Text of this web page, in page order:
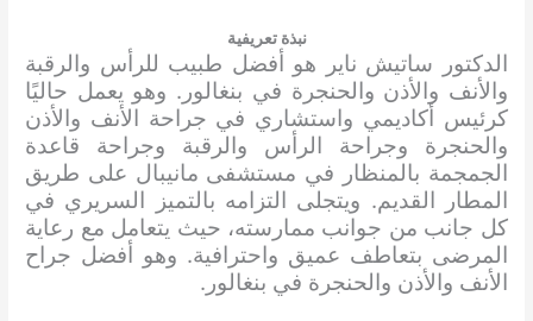
نبذة تعريفية
الدكتور ساتيش ناير هو أفضل طبيب للرأس والرقبة
والأنف والأذن والحنجرة في بنغالور. وهو يعمل حاليًا
كرئيس أكاديمي واستشاري في جراحة الأنف والأذن
والحنجرة وجراحة الرأس والرقبة وجراحة قاعدة
الجمجمة بالمنظار في مستشفى مانيبال على طريق
المطار القديم. ويتجلى التزامه بالتميز السريري في
كل جانب من جوانب ممارسته، حيث يتعامل مع رعاية
المرضى بتعاطف عميق واحترافية. وهو أفضل جراح
الأنف والأذن والحنجرة في بنغالور.